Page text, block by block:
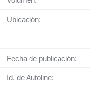
Ubicación:
Fecha de publicación:
Id. de Autoline: